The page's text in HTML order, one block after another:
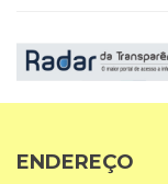
ENDEREÇO